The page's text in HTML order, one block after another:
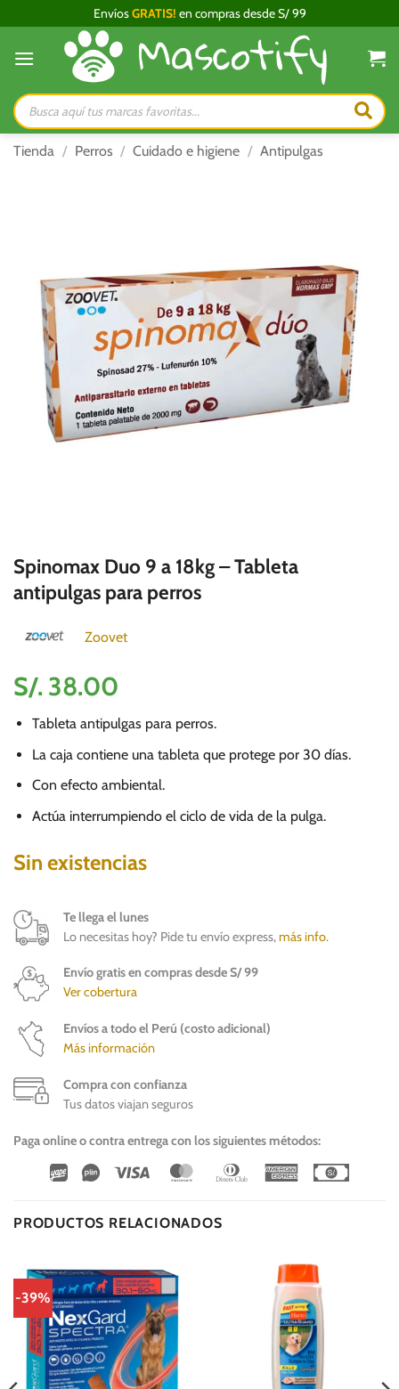
al
contenido
EnvíosGRATIS! en compras desde S/ 99
Búsqueda
de
productos
Tienda / Perros / Cuidado e higiene / Antipulgas
Spinomax Duo 9 a 18kg – Tableta
antipulgas para perros
Zoovet
S/. 38.00
Tableta antipulgas para perros.
La caja contiene una tableta que protege por 30 días.
Con efecto ambiental.
Actúa interrumpiendo el ciclo de vida de la pulga.
Sin existencias
Te llega el lunes
Lo necesitas hoy? Pide tu envío express,más info.
Envío gratis en compras desde S/ 99
Ver cobertura
Envíos a todo el Perú (costo adicional)
Más información
Compra con confianza
Tus datos viajan seguros
Paga online o contra entrega con los siguientes métodos:
Wirecard
Vipps Visa MasterCardDinners
American
PRODUCTOS RELACIONADOS
-39%